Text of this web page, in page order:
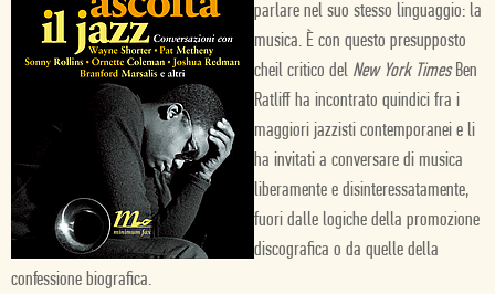
parlare nel suo stesso linguaggio: la
musica. È con questo presupposto
cheil critico del New York TimesBen
Ratliff ha incontrato quindici fra i
maggiori jazzisti contemporanei e li
ha invitati a conversare di musica
liberamente e disinteressatamente,
fuori dalle logiche della promozione
discografica o da quelle della
confessione biografica.